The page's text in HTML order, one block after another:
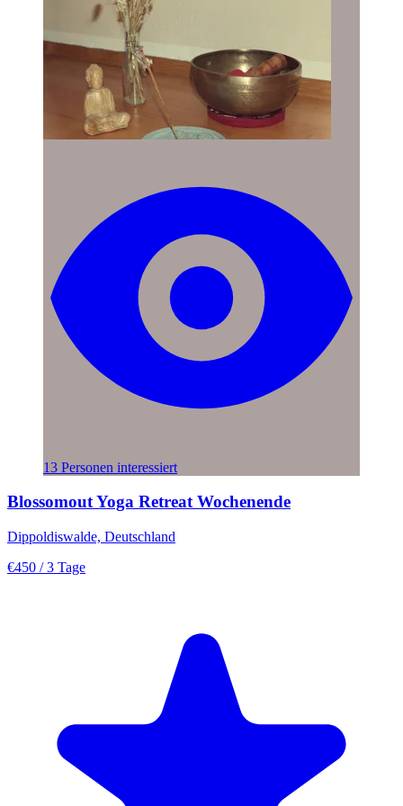
13 Personen interessiert
Blossomout Yoga Retreat Wochenende
Dippoldiswalde, Deutschland
€450 / 3 Tage